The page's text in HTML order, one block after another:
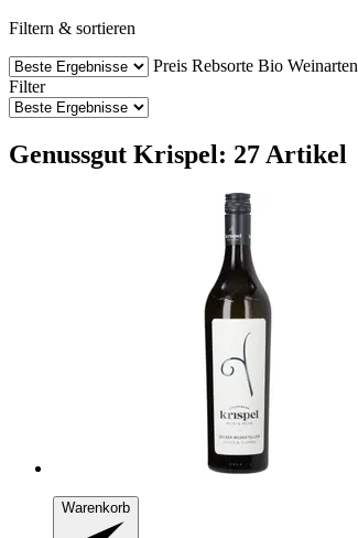
Filtern & sortieren
Preis Rebsorte Bio Weinarten
Filter
Genussgut Krispel: 27 Artikel
Warenkorb